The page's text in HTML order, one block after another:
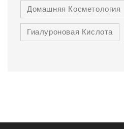
Домашняя Косметология
Гиалуроновая Кислота